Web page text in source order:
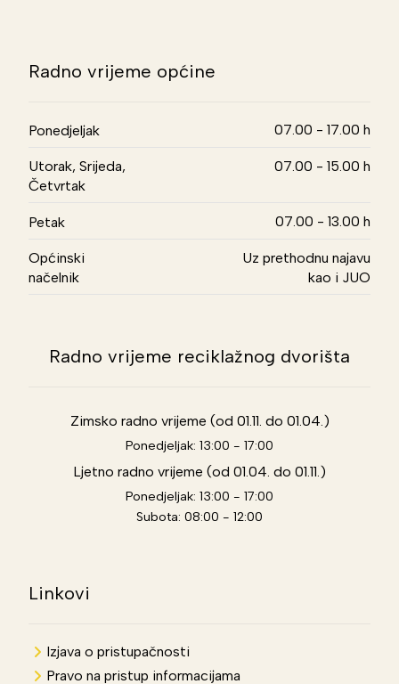
Radno vrijeme općine
Ponedjeljak 07.00 - 17.00 h
Utorak, Srijeda,
Četvrtak
07.00 - 15.00 h
Petak 07.00 - 13.00 h
Općinski
načelnik
Uz prethodnu najavu
kao i JUO
Radno vrijeme reciklažnog dvorišta
Zimsko radno vrijeme (od 01.11. do 01.04.)
Ponedjeljak: 13:00 - 17:00
Ljetno radno vrijeme (od 01.04. do 01.11.)
Ponedjeljak: 13:00 - 17:00
Subota: 08:00 - 12:00
Linkovi
Izjava o pristupačnosti
Pravo na pristup informacijama